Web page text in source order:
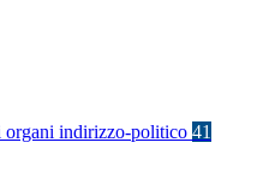
organi indirizzo-politico 41